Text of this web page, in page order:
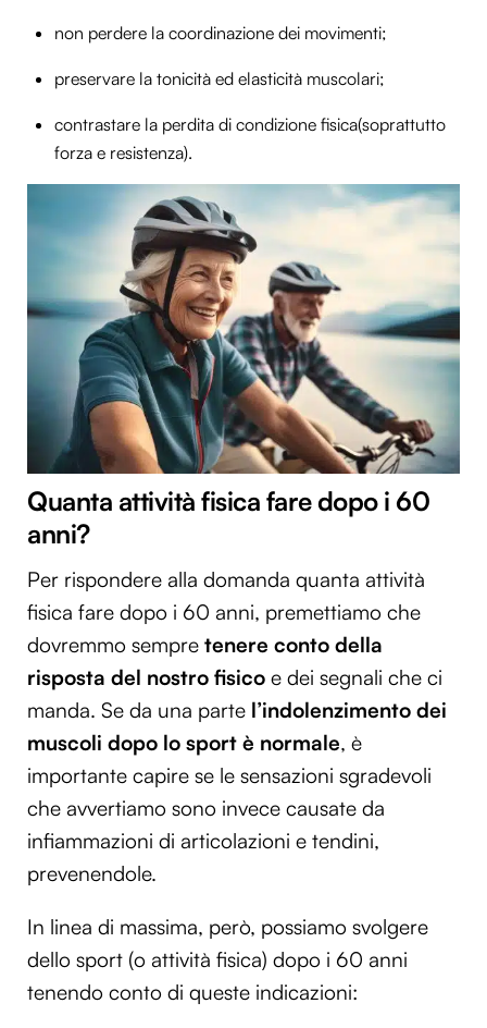
non perdere la coordinazione dei movimenti;
preservare la tonicità ed elasticità muscolari;
contrastare la perdita di condizione fisica(soprattutto
forza e resistenza).
Quanta attività fisica fare dopo i 60
anni?
Per rispondere alla domanda quanta attività
fisica fare dopo i 60 anni, premettiamo che
dovremmo sempre tenere conto della
risposta del nostro fisico e dei segnali che ci
manda. Se da una parte l’indolenzimento dei
muscoli dopo lo sport è normale, è
importante capire se le sensazioni sgradevoli
che avvertiamo sono invece causate da
infiammazioni di articolazioni e tendini,
prevenendole.
In linea di massima, però, possiamo svolgere
dello sport (o attività fisica) dopo i 60 anni
tenendo conto di queste indicazioni: